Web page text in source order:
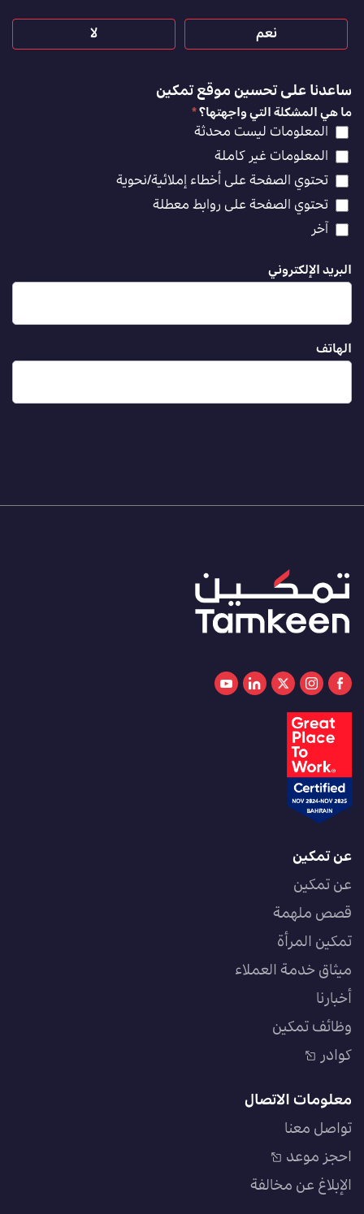
نعم لا
ساعدنا على تحسين موقع تمكين
ما هي المشكلة التي واجهتها؟*
المعلومات ليست محدثة
المعلومات غير كاملة
تحتوي الصفحة على أخطاء إملائية/نحوية
تحتوي الصفحة على روابط معطلة
آخر
البريد الإلكتروني
الهاتف
عن تمكين
عن تمكين
قصص ملهمة
تمكين المرأة
ميثاق خدمة العملاء
أخبارنا
وظائف تمكين
كوادر
معلومات الاتصال
تواصل معنا
احجز موعد
الإبلاغ عن مخالفة